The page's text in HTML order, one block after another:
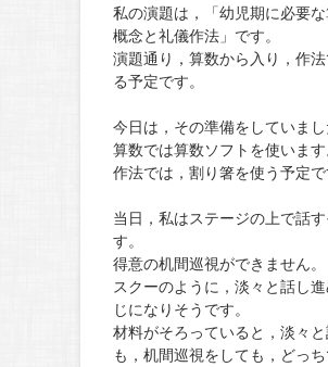
私の演題は，「幼児期に必要
概念と礼儀作法」です。
演題通り，算数から入り，作
る予定です。
今日は，その準備をしていまし
算数では算数ソフトを使います
作法では，割り箸を使う予定で
当日，私はステージの上で話
す。
得意の机間巡視ができません。
スクーのように，淡々と話し
じになりそうです。
材料がそろっていると，淡々
も，机間巡視をしても，どっ